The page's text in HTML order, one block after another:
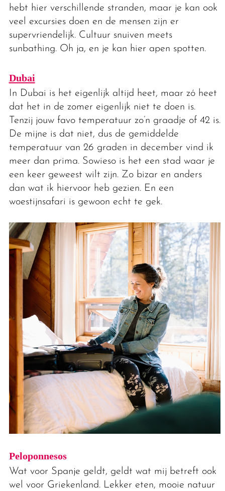
hebt hier verschillende stranden, maar je kan ook
veel excursies doen en de mensen zijn er
supervriendelijk. Cultuur snuiven meets
sunbathing. Oh ja, en je kan hier apen spotten.
Dubai
In Dubai is het eigenlijk altijd heet, maar zó heet
dat het in de zomer eigenlijk niet te doen is.
Tenzij jouw favo temperatuur zo’n graadje of 42 is.
De mijne is dat niet, dus de gemiddelde
temperatuur van 26 graden in december vind ik
meer dan prima. Sowieso is het een stad waar je
een keer geweest wilt zijn. Zo bizar en anders
dan wat ik hiervoor heb gezien. En een
woestijnsafari is gewoon echt te gek.
Peloponnesos
Wat voor Spanje geldt, geldt wat mij betreft ook
wel voor Griekenland. Lekker eten, mooie natuur